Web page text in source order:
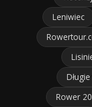
Leniwiec
Rower